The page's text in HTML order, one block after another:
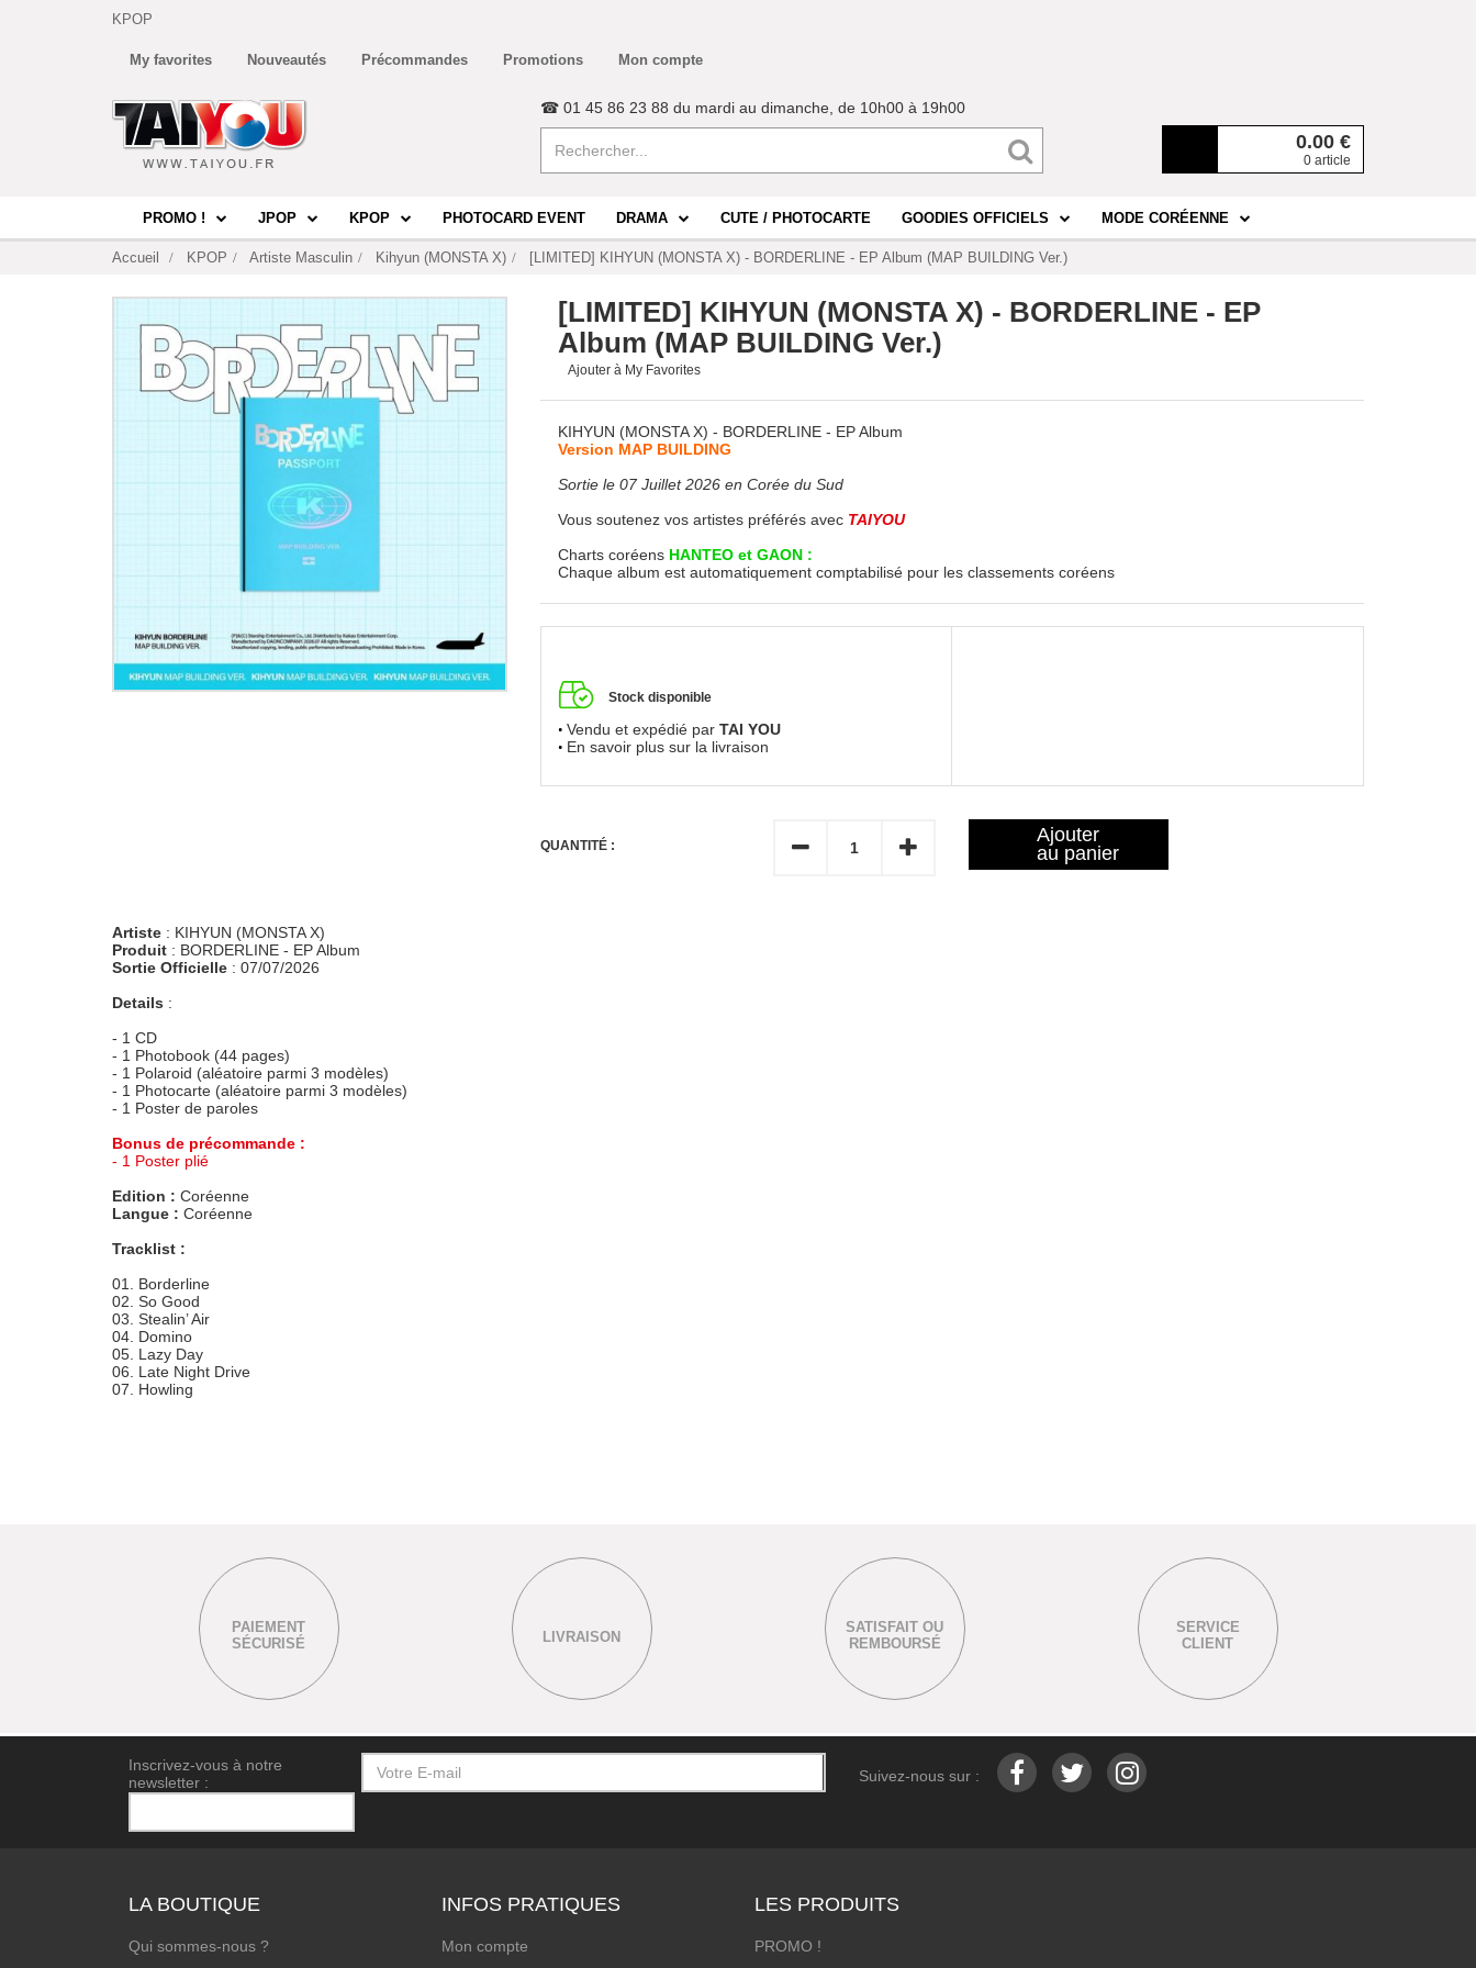
KPOP
My favorites Nouveautés Précommandes Promotions Mon compte
0.00 €
0 article
☎ 01 45 86 23 88 du mardi au dimanche, de 10h00 à 19h00
PROMO ! JPOP KPOP PHOTOCARD EVENT DRAMA CUTE / PHOTOCARTE GOODIES OFFICIELS MODE CORÉENNE
Accueil KPOP Artiste Masculin Kihyun (MONSTA X) [LIMITED] KIHYUN (MONSTA X) - BORDERLINE - EP Album (MAP BUILDING Ver.)
[LIMITED] KIHYUN (MONSTA X) - BORDERLINE - EP
Album (MAP BUILDING Ver.)
Ajouter à My Favorites
KIHYUN (MONSTA X) - BORDERLINE - EP Album
Version MAP BUILDING
Sortie le 07 Juillet 2026 en Corée du Sud
Vous soutenez vos artistes préférés avec TAIYOU
Charts coréens HANTEO et GAON :
Chaque album est automatiquement comptabilisé pour les classements coréens
Stock disponible
Vendu et expédié par TAI YOU
En savoir plus sur la livraison
QUANTITÉ :
Ajouter
au panier
Artiste : KIHYUN (MONSTA X)
Produit : BORDERLINE - EP Album
Sortie Officielle : 07/07/2026
Details :
- 1 CD
- 1 Photobook (44 pages)
- 1 Polaroid (aléatoire parmi 3 modèles)
- 1 Photocarte (aléatoire parmi 3 modèles)
- 1 Poster de paroles
Bonus de précommande :
- 1 Poster plié
Edition : Coréenne
Langue : Coréenne
Tracklist :
01. Borderline
02. So Good
03. Stealin’ Air
04. Domino
05. Lazy Day
06. Late Night Drive
07. Howling
PAIEMENT
SÉCURISÉ
LIVRAISON
SATISFAIT OU
REMBOURSÉ
SERVICE
CLIENT
Inscrivez-vous à notre
newsletter :
Suivez-nous sur :
LA BOUTIQUE
Qui sommes-nous ?
INFOS PRATIQUES
Mon compte
LES PRODUITS
PROMO !